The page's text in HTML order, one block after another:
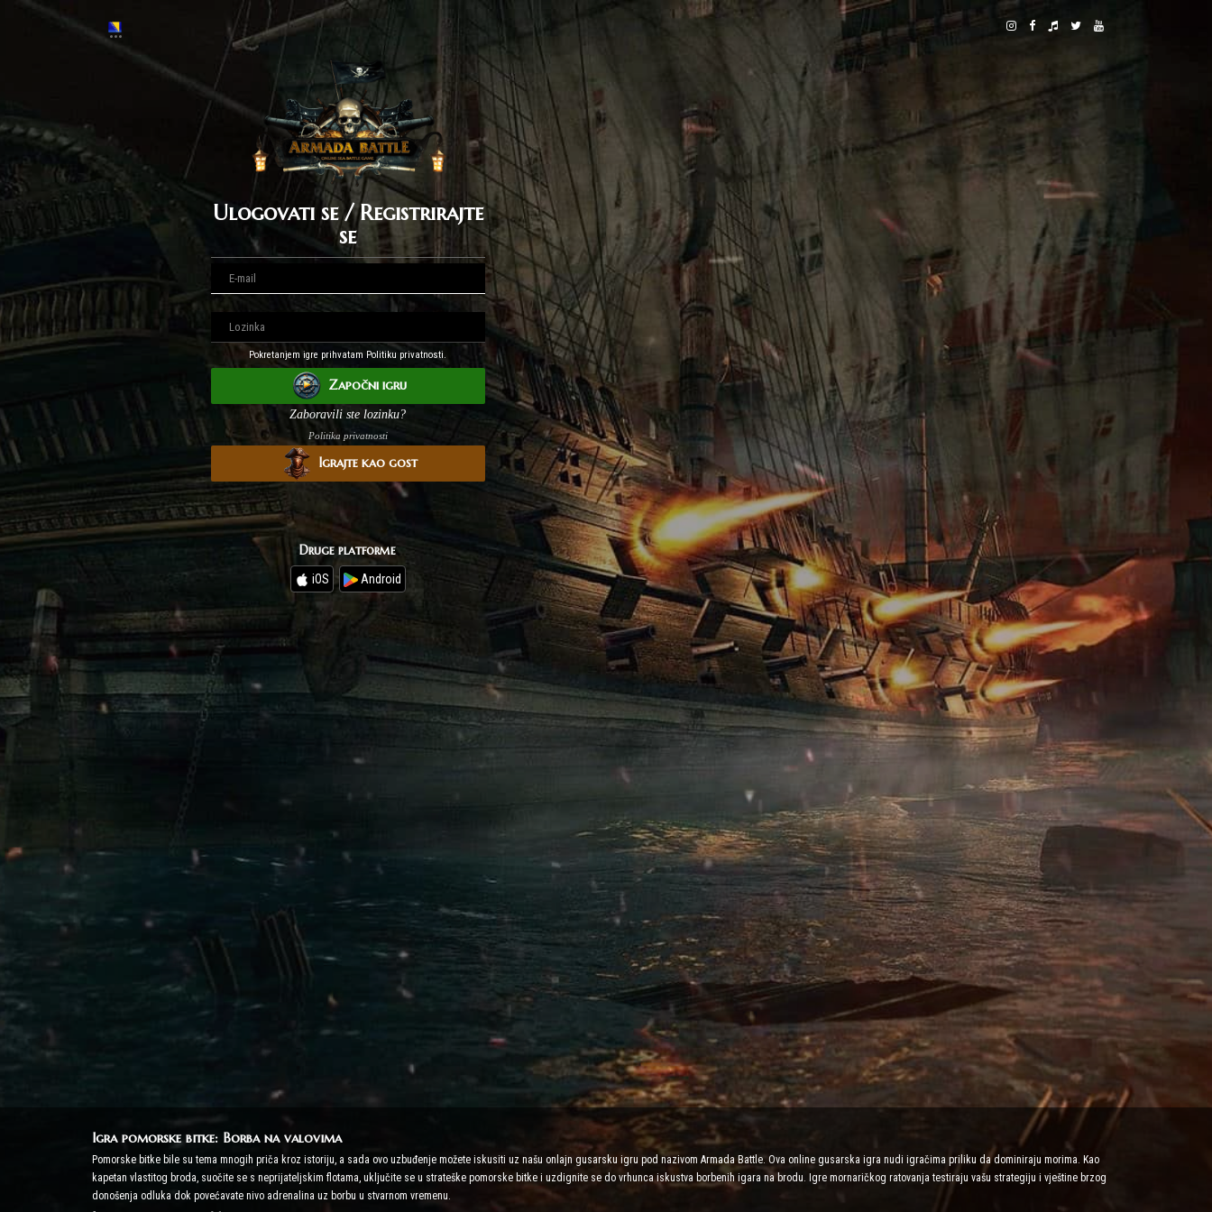
Ulogovati se / Registrirajte
se
Pokretanjem igre prihvatam Politiku privatnosti.
Započni igru
Zaboravili ste lozinku?
Politika privatnosti
Igrajte kao gost
Druge platforme
iOS Android
Igra pomorske bitke: Borba na valovima
Pomorske bitke bile su tema mnogih priča kroz istoriju, a sada ovo uzbuđenje možete iskusiti uz našu onlajn gusarsku igru pod nazivom Armada Battle. Ova online gusarska igra nudi igračima priliku da dominiraju morima. Kao
kapetan vlastitog broda, suočite se s neprijateljskim flotama, uključite se u strateške pomorske bitke i uzdignite se do vrhunca iskustva borbenih igara na brodu. Igre mornaričkog ratovanja testiraju vašu strategiju i vještine brzog
donošenja odluka dok povećavate nivo adrenalina uz borbu u stvarnom vremenu.